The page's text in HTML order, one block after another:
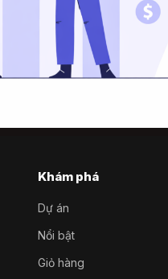
Khám phá
Dự án
Nổi bật
Giỏ hàng